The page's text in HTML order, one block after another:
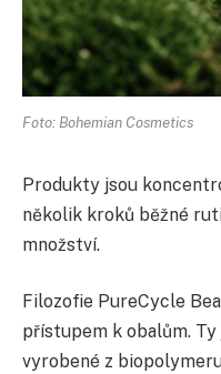
Foto: Bohemian Cosmetics
Produkty jsou
několik kroků běžné
množství.
Filozofie PureCycle
přístupem k obalům.
vyrobené z